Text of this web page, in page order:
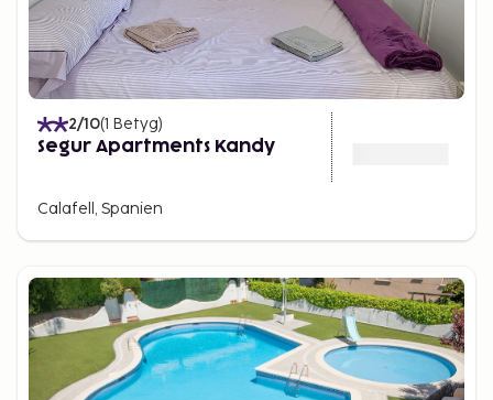
2/10(1 Betyg)
Segur Apartments Kandy
Calafell, Spanien